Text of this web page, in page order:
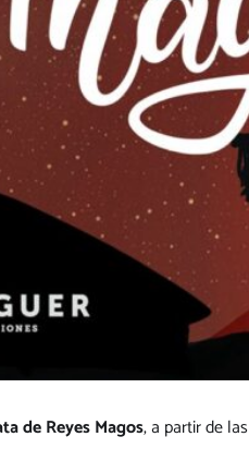
de Reyes Magos, a partir de las